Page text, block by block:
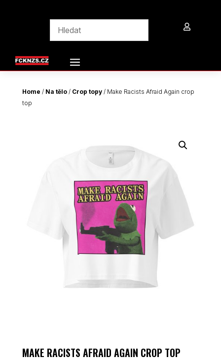

Home / Na tělo/ Crop topy/ Make Racists Afraid Again crop
top
MAKE RACISTS AFRAID AGAIN CROP TOP